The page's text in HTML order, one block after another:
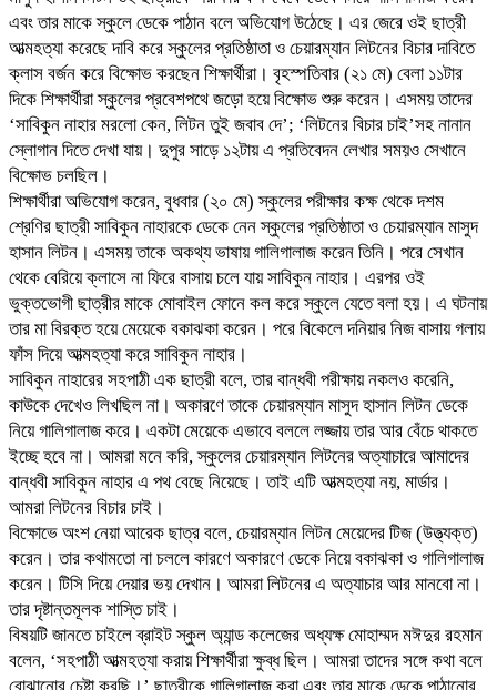
এবং তার মাকে স্কুলে ডেকে পাঠান বলে অভিযোগ উঠেছে। এর জেরে ওই ছাত্রী
আত্মহত্যা করেছে দাবি করে স্কুলের প্রতিষ্ঠাতা ও চেয়ারম্যান লিটনের বিচার দাবিতে
ক্লাস বর্জন করে বিক্ষোভ করছেন শিক্ষার্থীরা। বৃহস্পতিবার (২১ মে) বেলা ১১টার
দিকে শিক্ষার্থীরা স্কুলের প্রবেশপথে জড়ো হয়ে বিক্ষোভ শুরু করেন। এসময় তাদের
‘সাবিকুন নাহার মরলো কেন, লিটন তুই জবাব দে’; ‘লিটনের বিচার চাই’সহ নানান
স্লোগান দিতে দেখা যায়। দুপুর সাড়ে ১২টায় এ প্রতিবেদন লেখার সময়ও সেখানে
বিক্ষোভ চলছিল।
শিক্ষার্থীরা অভিযোগ করেন, বুধবার (২০ মে) স্কুলের পরীক্ষার কক্ষ থেকে দশম
শ্রেণির ছাত্রী সাবিকুন নাহারকে ডেকে নেন স্কুলের প্রতিষ্ঠাতা ও চেয়ারম্যান মাসুদ
হাসান লিটন। এসময় তাকে অকথ্য ভাষায় গালিগালাজ করেন তিনি। পরে সেখান
থেকে বেরিয়ে ক্লাসে না ফিরে বাসায় চলে যায় সাবিকুন নাহার। এরপর ওই
ভুক্তভোগী ছাত্রীর মাকে মোবাইল ফোনে কল করে স্কুলে যেতে বলা হয়। এ ঘটনায়
তার মা বিরক্ত হয়ে মেয়েকে বকাঝকা করেন। পরে বিকেলে দনিয়ার নিজ বাসায় গলায়
ফাঁস দিয়ে আত্মহত্যা করে সাবিকুন নাহার।
সাবিকুন নাহারের সহপাঠী এক ছাত্রী বলে, তার বান্ধবী পরীক্ষায় নকলও করেনি,
কাউকে দেখেও লিখছিল না। অকারণে তাকে চেয়ারম্যান মাসুদ হাসান লিটন ডেকে
নিয়ে গালিগালাজ করে। একটা মেয়েকে এভাবে বললে লজ্জায় তার আর বেঁচে থাকতে
ইচ্ছে হবে না। আমরা মনে করি, স্কুলের চেয়ারম্যান লিটনের অত্যাচারে আমাদের
বান্ধবী সাবিকুন নাহার এ পথ বেছে নিয়েছে। তাই এটি আত্মহত্যা নয়, মার্ডার।
আমরা লিটনের বিচার চাই।
বিক্ষোভে অংশ নেয়া আরেক ছাত্র বলে, চেয়ারম্যান লিটন মেয়েদের টিজ (উত্ত্যক্ত)
করেন। তার কথামতো না চললে কারণে অকারণে ডেকে নিয়ে বকাঝকা ও গালিগালাজ
করেন। টিসি দিয়ে দেয়ার ভয় দেখান। আমরা লিটনের এ অত্যাচার আর মানবো না।
তার দৃষ্টান্তমূলক শাস্তি চাই।
বিষয়টি জানতে চাইলে ব্রাইট স্কুল অ্যান্ড কলেজের অধ্যক্ষ মোহাম্মদ মঈদুর রহমান
বলেন, ‘সহপাঠী আত্মহত্যা করায় শিক্ষার্থীরা ক্ষুব্ধ ছিল। আমরা তাদের সঙ্গে কথা বলে